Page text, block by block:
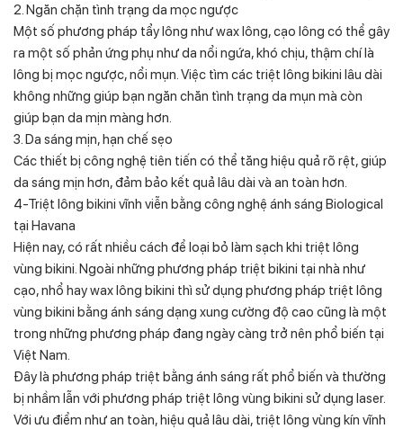
2. Ngăn chặn tình trạng da mọc ngược
Một số phương pháp tẩy lông như wax lông, cạo lông có thể gây
ra một số phản ứng phụ như da nổi ngứa, khó chịu, thậm chí là
lông bị mọc ngược, nổi mụn. Việc tìm các triệt lông bikini lâu dài
không những giúp bạn ngăn chăn tình trạng da mụn mà còn
giúp bạn da mịn màng hơn.
3. Da sáng mịn, hạn chế sẹo
Các thiết bị công nghệ tiên tiến có thể tăng hiệu quả rõ rệt, giúp
da sáng mịn hơn, đảm bảo kết quả lâu dài và an toàn hơn.
4-Triệt lông bikini vĩnh viễn bằng công nghệ ánh sáng Biological
tại Havana
Hiện nay, có rất nhiều cách để loại bỏ làm sạch khi triệt lông
vùng bikini. Ngoài những phương pháp triệt bikini tại nhà như
cạo, nhổ hay wax lông bikini thì sử dụng phương pháp triệt lông
vùng bikini bằng ánh sáng dạng xung cường độ cao cũng là một
trong những phương pháp đang ngày càng trở nên phổ biến tại
Việt Nam.
Đây là phương pháp triệt bằng ánh sáng rất phổ biến và thường
bị nhầm lẫn với phương pháp triệt lông vùng bikini sử dụng laser.
Với ưu điểm như an toàn, hiệu quả lâu dài, triệt lông vùng kín vĩnh